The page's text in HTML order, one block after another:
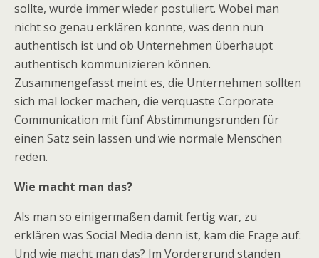
sollte, wurde immer wieder postuliert. Wobei man
nicht so genau erklären konnte, was denn nun
authentisch ist und ob Unternehmen überhaupt
authentisch kommunizieren können.
Zusammengefasst meint es, die Unternehmen sollten
sich mal locker machen, die verquaste Corporate
Communication mit fünf Abstimmungsrunden für
einen Satz sein lassen und wie normale Menschen
reden.
Wie macht man das?
Als man so einigermaßen damit fertig war, zu
erklären was Social Media denn ist, kam die Frage auf:
Und wie macht man das? Im Vordergrund standen